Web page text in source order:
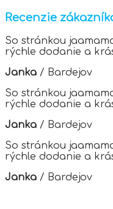
variants.
The
options
may
be
chosen
on
the
product
page
Recenzie
So stránkou
rýchle dodanie a
Janka / Bardejov
So stránkou
rýchle dodanie a
Janka / Bardejov
So stránkou
rýchle dodanie a
Janka / Bardejov